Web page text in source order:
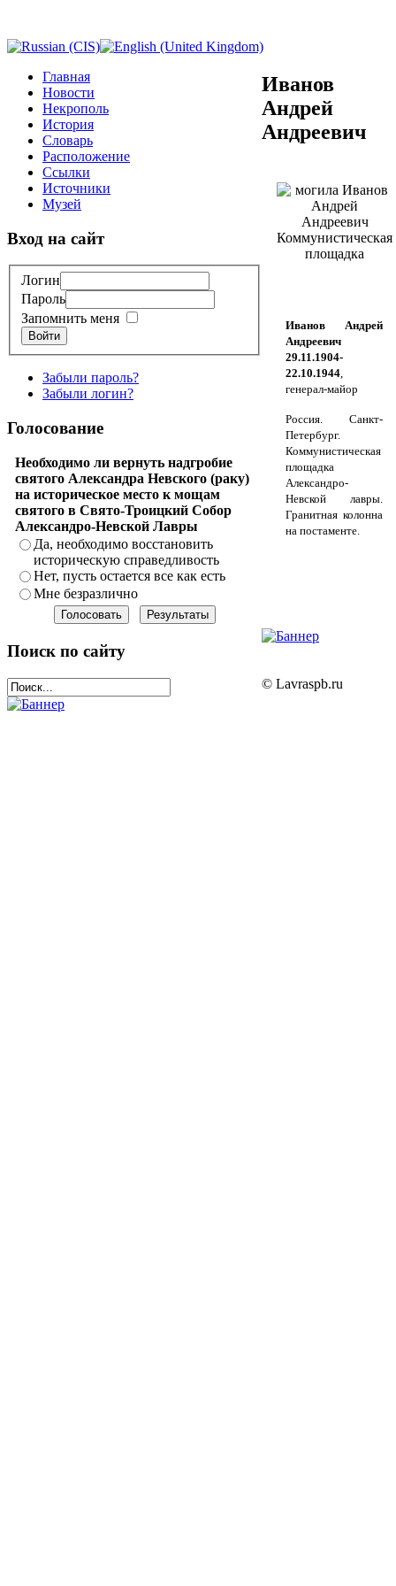
Главная
Новости
Некрополь
История
Словарь
Расположение
Ссылки
Источники
Музей
Вход на сайт
Логин
Пароль
Запомнить меня
Войти
Забыли пароль?
Забыли логин?
Голосование
Необходимо ли вернуть надгробие
святого Александра Невского (раку)
на историческое место к мощам
святого в Свято-Троицкий Собор
Александро-Невской Лавры
Да, необходимо восстановить
историческую справедливость
Нет, пусть остается все как есть
Мне безразлично
Поиск по сайту
Иванов
Андрей
Андреевич
Иванов Андрей
Андреевич
29.11.1904-
22.10.1944
генерал-майор
Россия. Санкт-
Петербург.
Коммунистическая
площадка
Александро-
Невской лавры.
Гранитная колонна
на постаменте.
© Lavraspb.ru